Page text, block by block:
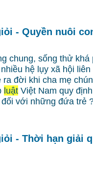
- Quyền nuôi
chung, sống thử
hệ lụy xã hội
đời khi cha mẹ
luật Việt Nam quy
với những đứa trẻ
- Thời hạn giải